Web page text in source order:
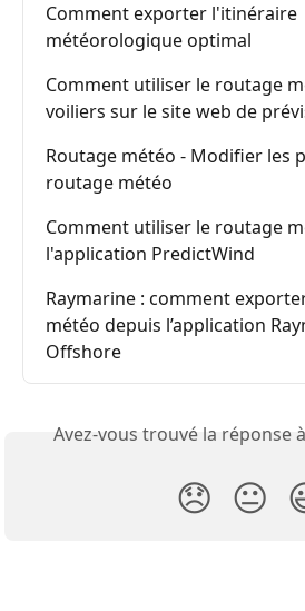
Comment exporter l'itinéraire
météorologique optimal
Comment utiliser le routage
voiliers sur le site web de
Routage météo - Modifier les
routage météo
Comment utiliser le routage
l'application PredictWind
Raymarine : comment
météo depuis l’application
Offshore
Avez-vous trouvé la réponse
😞 😐